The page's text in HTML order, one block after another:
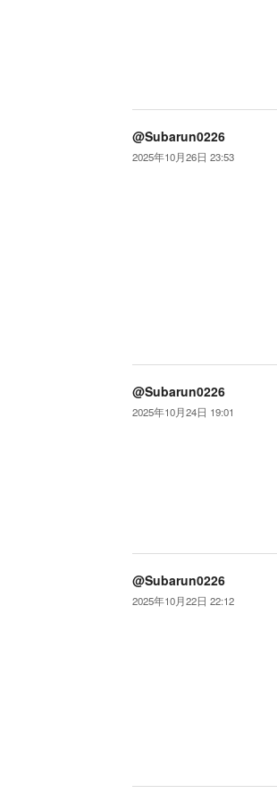
@Subarun0226
2025年10月26日 23:53
@Subarun0226
2025年10月24日 19:01
@Subarun0226
2025年10月22日 22:12